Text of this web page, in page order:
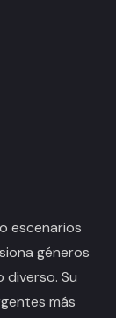
escenarios
géneros
Su
más